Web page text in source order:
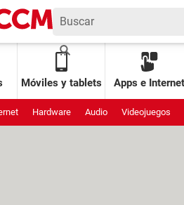
Móviles y tablets Apps e Internet
Hardware Audio Videojuegos